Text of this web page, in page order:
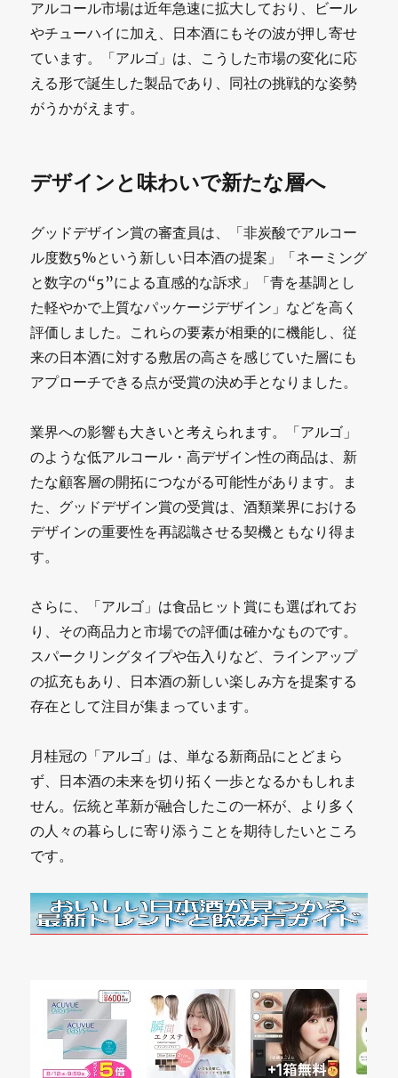
アルコール市場は近年急速に拡大しており、ビール
やチューハイに加え、日本酒にもその波が押し寄せ
ています。「アルゴ」は、こうした市場の変化に応
える形で誕生した製品であり、同社の挑戦的な姿勢
がうかがえます。
デザインと味わいで新たな層へ
グッドデザイン賞の審査員は、「非炭酸でアルコー
ル度数5%という新しい日本酒の提案」「ネーミング
と数字の“5”による直感的な訴求」「青を基調とし
た軽やかで上質なパッケージデザイン」などを高く
評価しました。これらの要素が相乗的に機能し、従
来の日本酒に対する敷居の高さを感じていた層にも
アプローチできる点が受賞の決め手となりました。
業界への影響も大きいと考えられます。「アルゴ」
のような低アルコール・高デザイン性の商品は、新
たな顧客層の開拓につながる可能性があります。ま
た、グッドデザイン賞の受賞は、酒類業界における
デザインの重要性を再認識させる契機ともなり得ま
す。
さらに、「アルゴ」は食品ヒット賞にも選ばれてお
り、その商品力と市場での評価は確かなものです。
スパークリングタイプや缶入りなど、ラインアップ
の拡充もあり、日本酒の新しい楽しみ方を提案する
存在として注目が集まっています。
月桂冠の「アルゴ」は、単なる新商品にとどまら
ず、日本酒の未来を切り拓く一歩となるかもしれま
せん。伝統と革新が融合したこの一杯が、より多く
の人々の暮らしに寄り添うことを期待したいところ
です。